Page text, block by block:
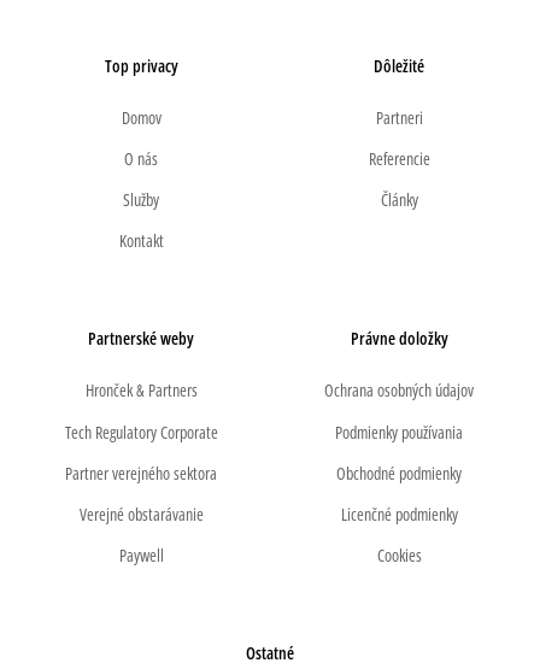
Top privacy
Domov
O nás
Služby
Kontakt
Dôležité
Partneri
Referencie
Články
Partnerské weby
Hronček & Partners
Tech Regulatory Corporate
Partner verejného sektora
Verejné obstarávanie
Paywell
Právne doložky
Ochrana osobných údajov
Podmienky používania
Obchodné podmienky
Licenčné podmienky
Cookies
Ostatné